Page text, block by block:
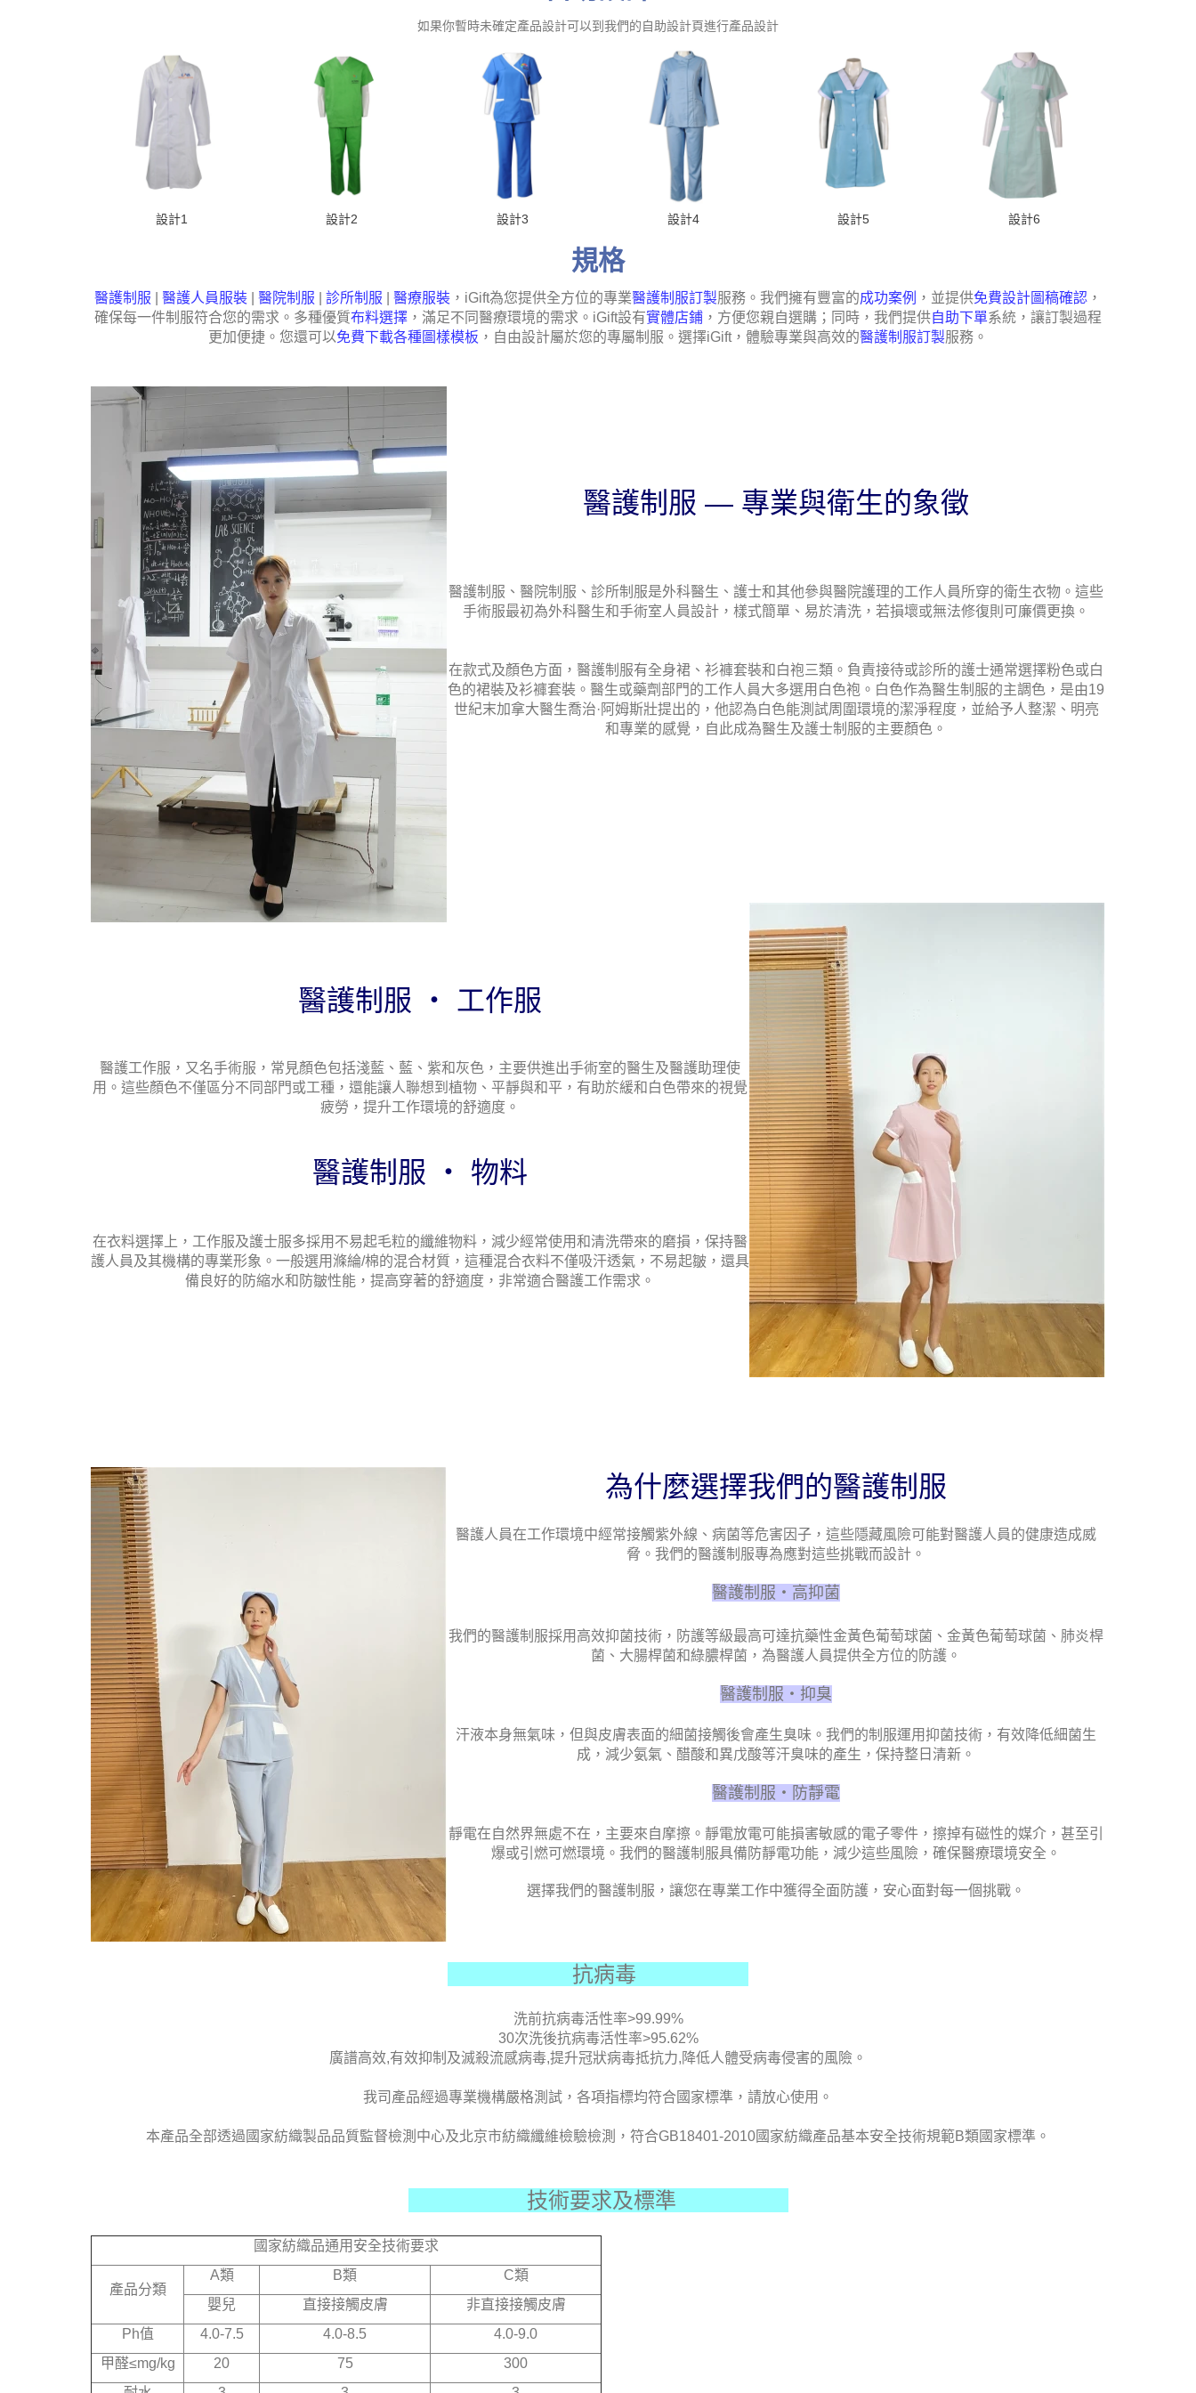
如果你暫時未確定產品設計可以到我們的自助設計頁進行產品設計
設計1 設計2 設計3 設計4 設計5 設計6
規格
醫護制服 醫護人員服裝 醫院制服 診所制服 醫療服裝 ，iGift為您提供全方位的專業醫護制服訂製服務。我們擁有豐富的成功案例 ，並提供免費設計圖稿確認 ，
確保每一件制服符合您的需求。多種優質布料選擇 ，滿足不同醫療環境的需求。iGift設有實體店鋪 ，方便您親自選購；同時，我們提供自助下單系統，讓訂製過程
更加便捷。您還可以免費下載各種圖樣模板 ，自由設計屬於您的專屬制服。選擇iGift，體驗專業與高效的醫護制服訂製服務。
醫護制服 — 專業與衛生的象徵
醫護制服、醫院制服、診所制服是外科醫生、護士和其他參與醫院護理的工作人員所穿的衛生衣物。這些
手術服最初為外科醫生和手術室人員設計，樣式簡單、易於清洗，若損壞或無法修復則可廉價更換。
在款式及顏色方面，醫護制服有全身裙、衫褲套裝和白袍三類。負責接待或診所的護士通常選擇粉色或白
色的裙裝及衫褲套裝。醫生或藥劑部門的工作人員大多選用白色袍。白色作為醫生制服的主調色，是由19
世紀末加拿大醫生喬治·阿姆斯壯提出的，他認為白色能測試周圍環境的潔淨程度，並給予人整潔、明亮
和專業的感覺，自此成為醫生及護士制服的主要顏色。
醫護制服 ‧ 工作服
醫護工作服，又名手術服，常見顏色包括淺藍、藍、紫和灰色，主要供進出手術室的醫生及醫護助理使
用。這些顏色不僅區分不同部門或工種，還能讓人聯想到植物、平靜與和平，有助於緩和白色帶來的視覺
疲勞，提升工作環境的舒適度。
醫護制服 ‧ 物料
在衣料選擇上，工作服及護士服多採用不易起毛粒的纖維物料，減少經常使用和清洗帶來的磨損，保持醫
護人員及其機構的專業形象。一般選用滌綸/棉的混合材質，這種混合衣料不僅吸汗透氣，不易起皺，還具
備良好的防縮水和防皺性能，提高穿著的舒適度，非常適合醫護工作需求。
為什麼選擇我們的醫護制服
醫護人員在工作環境中經常接觸紫外線、病菌等危害因子，這些隱藏風險可能對醫護人員的健康造成威
脅。我們的醫護制服專為應對這些挑戰而設計。
醫護制服・高抑菌
我們的醫護制服採用高效抑菌技術，防護等級最高可達抗藥性金黃色葡萄球菌、金黃色葡萄球菌、肺炎桿
菌、大腸桿菌和綠膿桿菌，為醫護人員提供全方位的防護。
醫護制服・抑臭
汗液本身無氣味，但與皮膚表面的細菌接觸後會產生臭味。我們的制服運用抑菌技術，有效降低細菌生
成，減少氨氣、醋酸和異戊酸等汗臭味的產生，保持整日清新。
醫護制服・防靜電
靜電在自然界無處不在，主要來自摩擦。靜電放電可能損害敏感的電子零件，擦掉有磁性的媒介，甚至引
爆或引燃可燃環境。我們的醫護制服具備防靜電功能，減少這些風險，確保醫療環境安全。
選擇我們的醫護制服，讓您在專業工作中獲得全面防護，安心面對每一個挑戰。
抗病毒
洗前抗病毒活性率>99.99%
30次洗後抗病毒活性率>95.62%
廣譜高效,有效抑制及滅殺流感病毒,提升冠狀病毒抵抗力,降低人體受病毒侵害的風險。
我司產品經過專業機構嚴格測試，各項指標均符合國家標準，請放心使用。
本產品全部透過國家紡織製品品質監督檢測中心及北京市紡織纖維檢驗檢測，符合GB18401-2010國家紡織產品基本安全技術規範B類國家標準。
技術要求及標準
國家紡織品通用安全技術要求
產品分類
A類 B類 C類
嬰兒
直接接觸皮膚
非直接接觸皮膚
Ph值 4.0-7.5 4.0-8.5
4.0-9.0
甲醛≤mg/kg 20 75
300